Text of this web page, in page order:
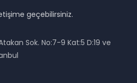
geçebilirsiniz.
Sok. No:7-9 Kat:5 D:19 ve